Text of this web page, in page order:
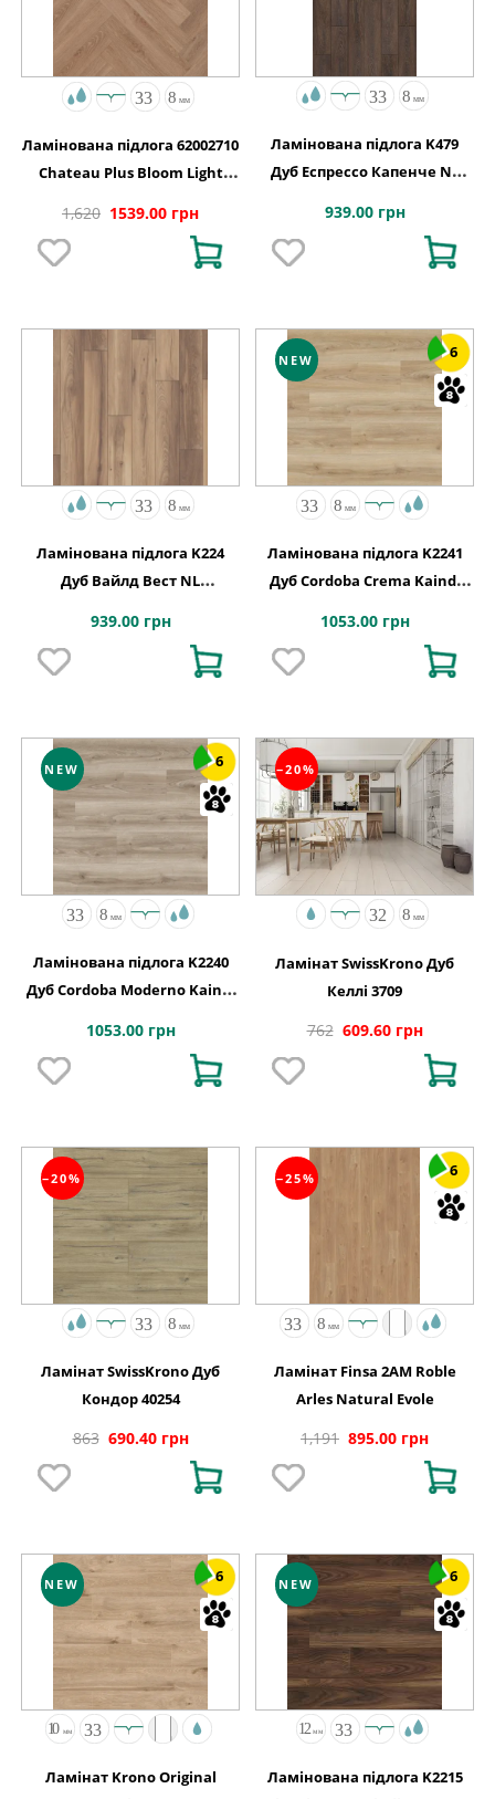
Ламінована підлога 62002710
Chateau Plus Bloom Light
1,620 1539.00 грн
Ламінована підлога K479
Дуб Еспрессо Капенче NL
939.00 грн
Ламінована підлога K224
Дуб Вайлд Вест NL
939.00 грн
NEW 6
Ламінована підлога K2241
Дуб Cordoba Crema Kaindl
1053.00 грн
NEW 6
Ламінована підлога K2240
Дуб Cordoba Moderno Kaindl
1053.00 грн
−20%
Ламінат SwissKrono Дуб
Келлі 3709
762 609.60 грн
−20%
Ламінат SwissKrono Дуб
Кондор 40254
863 690.40 грн
−25% 6
Ламінат Finsa 2AM Roble
Arles Natural Evole
1,191 895.00 грн
NEW 6
Ламінат Krono Original
NEW 6
Ламінована підлога K2215